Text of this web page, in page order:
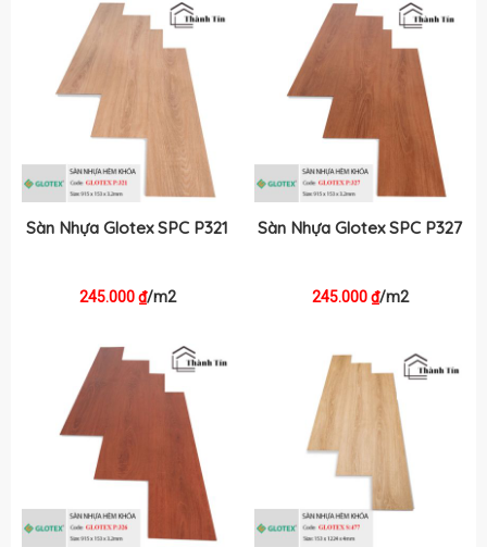
Sàn Nhựa Glotex SPC P321
245.000₫/m2
Sàn Nhựa Glotex SPC P327
245.000₫/m2